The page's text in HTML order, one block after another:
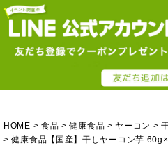
HOME 食品 健康食品 ヤーコン
健康食品【国産】干しヤーコン芋